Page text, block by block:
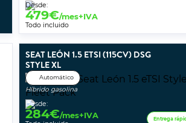
Desde:
479€/mes+IVA
Todo incluido
SEAT LEÓN 1.5 ETSI (115CV) DSG
STYLE XL
Automático
Híbrido gasolina
Desde:
284€/mes+IVA Entrega